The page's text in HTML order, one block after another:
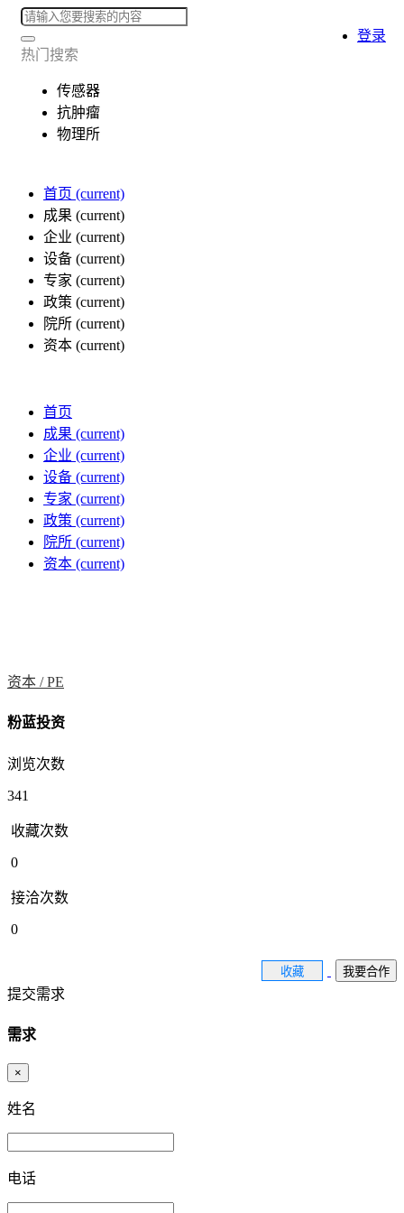
热门搜索
传感器
抗肿瘤
物理所
首页 (current)
成果 (current)
企业 (current)
设备 (current)
专家 (current)
政策 (current)
院所 (current)
资本 (current)
登录
首页
成果 (current)
企业 (current)
设备 (current)
专家 (current)
政策 (current)
院所 (current)
资本 (current)
资本 /PE
粉蓝投资
浏览次数
341
收藏次数
0
接洽次数
0
收藏 我要合作
提交需求
需求
×
姓名
电话